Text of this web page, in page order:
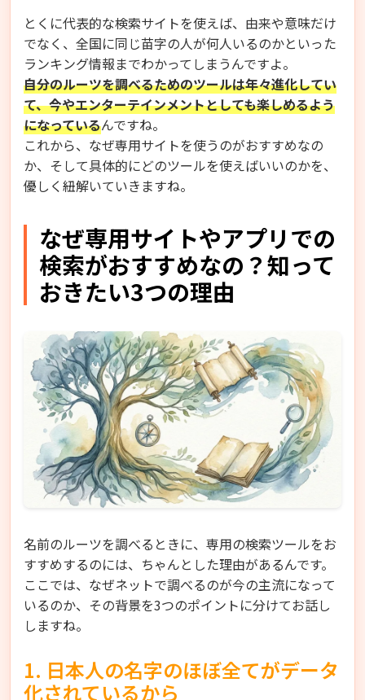
とくに代表的な検索サイトを使えば、由来や意味だけ
でなく、全国に同じ苗字の人が何人いるのかといった
ランキング情報までわかってしまうんですよ。
自分のルーツを調べるためのツールは年々進化してい
て、今やエンターテインメントとしても楽しめるよう
になっているんですね。
これから、なぜ専用サイトを使うのがおすすめなの
か、そして具体的にどのツールを使えばいいのかを、
優しく紐解いていきますね。
なぜ専用サイトやアプリでの
検索がおすすめなの？知って
おきたい3つの理由
名前のルーツを調べるときに、専用の検索ツールをお
すすめするのには、ちゃんとした理由があるんです。
ここでは、なぜネットで調べるのが今の主流になって
いるのか、その背景を3つのポイントに分けてお話し
しますね。
1. 日本人の名字のほぼ全てがデータ
化されているから